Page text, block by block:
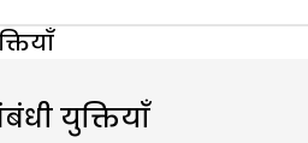
युक्तियाँ